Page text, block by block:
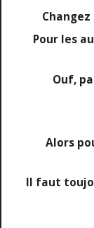
Pour les
Ouf,
Alors
Il faut